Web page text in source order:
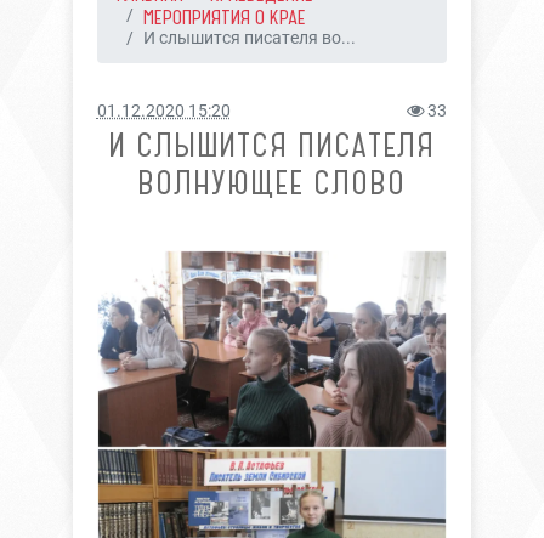
МЕРОПРИЯТИЯ О КРАЕ
И слышится писателя во...
01.12.2020 15:20 33
И СЛЫШИТСЯ ПИСАТЕЛЯ
ВОЛНУЮЩЕЕ СЛОВО